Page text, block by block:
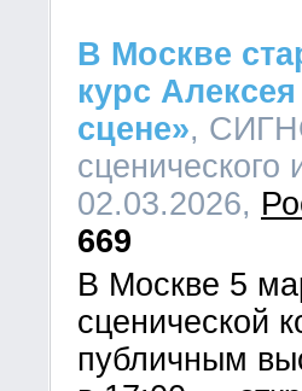
В Москве
курс
сцене»,
сценического
02.03.2026,
669
В Москве 5
сценической
публичным